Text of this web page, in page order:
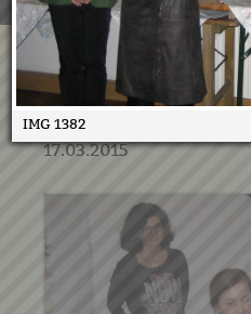
17.03.2015
IMG 1382